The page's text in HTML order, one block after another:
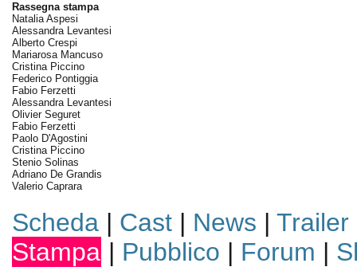
Rassegna stampa
Natalia Aspesi
Alessandra Levantesi
Alberto Crespi
Mariarosa Mancuso
Cristina Piccino
Federico Pontiggia
Fabio Ferzetti
Alessandra Levantesi
Olivier Seguret
Fabio Ferzetti
Paolo D'Agostini
Cristina Piccino
Stenio Solinas
Adriano De Grandis
Valerio Caprara
Scheda| Cast| News | Trailer
Stampa | Pubblico | Forum |